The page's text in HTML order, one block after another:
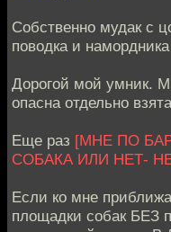
Собственно мудак с
поводка и
Дорогой мой умник.
опасна отдельно
Еще раз [МНЕ ПО
СОБАКА ИЛИ НЕТ-
Если ко мне
площадки собак БЕЗ